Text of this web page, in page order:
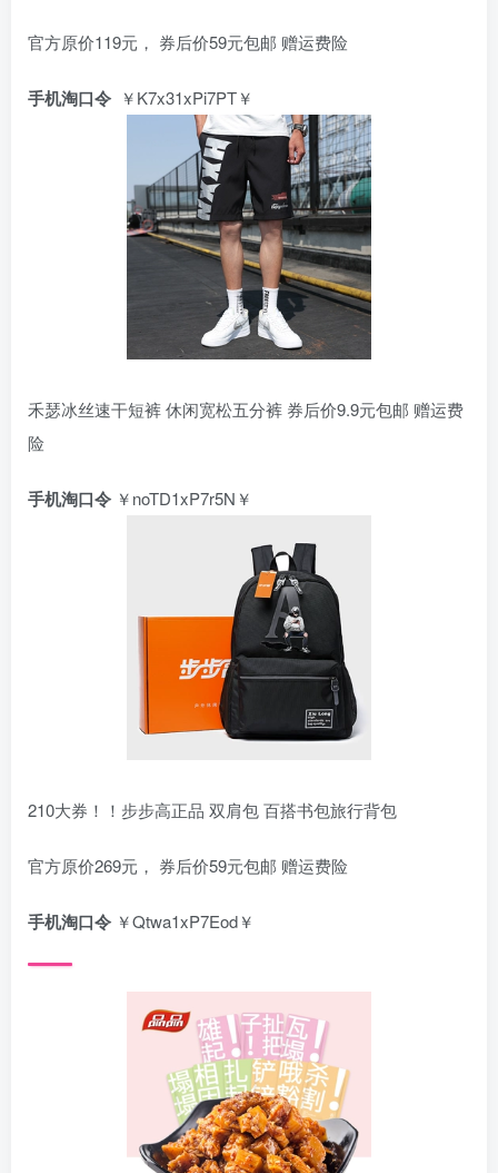
官方原价119元， 券后价59元包邮 赠运费险
手机淘口令 ￥K7x31xPi7PT￥
禾瑟冰丝速干短裤 休闲宽松五分裤 券后价9.9元包邮 赠运费
险
手机淘口令 ￥noTD1xP7r5N￥
210大券！！步步高正品 双肩包 百搭书包旅行背包
官方原价269元， 券后价59元包邮 赠运费险
手机淘口令 ￥Qtwa1xP7Eod￥